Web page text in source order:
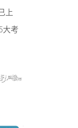
上
大考